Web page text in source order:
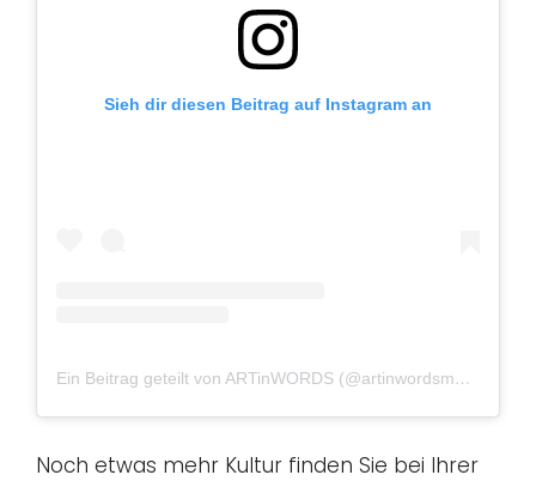
Sieh dir diesen Beitrag auf Instagram an
Ein Beitrag geteilt von ARTinWORDS (@artinwordsmag)
Noch etwas mehr Kultur finden Sie bei Ihrer